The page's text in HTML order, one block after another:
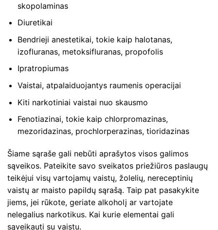
skopolaminas
Diuretikai
Bendrieji anestetikai, tokie kaip halotanas,
izofluranas, metoksifluranas, propofolis
Ipratropiumas
Vaistai, atpalaiduojantys raumenis operacijai
Kiti narkotiniai vaistai nuo skausmo
Fenotiazinai, tokie kaip chlorpromazinas,
mezoridazinas, prochlorperazinas, tioridazinas
Šiame sąraše gali nebūti aprašytos visos galimos
sąveikos. Pateikite savo sveikatos priežiūros paslaugų
teikėjui visų vartojamų vaistų, žolelių, nereceptinių
vaistų ar maisto papildų sąrašą. Taip pat pasakykite
jiems, jei rūkote, geriate alkoholį ar vartojate
nelegalius narkotikus. Kai kurie elementai gali
sąveikauti su vaistu.